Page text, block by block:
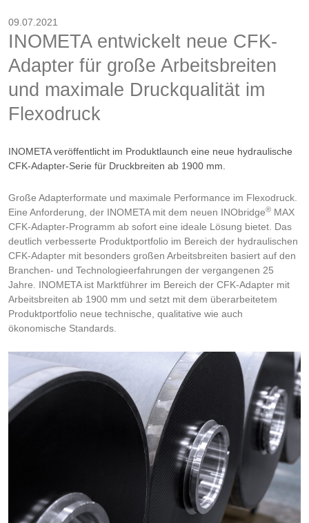
09.07.2021
INOMETA entwickelt neue CFK-
Adapter für große Arbeitsbreiten
und maximale Druckqualität im
Flexodruck
INOMETA veröffentlicht im Produktlaunch eine neue hydraulische
CFK-Adapter-Serie für Druckbreiten ab 1900 mm.
Große Adapterformate und maximale Performance im Flexodruck.
Eine Anforderung, der INOMETA mit dem neuen INObridge® MAX
CFK-Adapter-Programm ab sofort eine ideale Lösung bietet. Das
deutlich verbesserte Produktportfolio im Bereich der hydraulischen
CFK-Adapter mit besonders großen Arbeitsbreiten basiert auf den
Branchen- und Technologieerfahrungen der vergangenen 25
Jahre. INOMETA ist Marktführer im Bereich der CFK-Adapter mit
Arbeitsbreiten ab 1900 mm und setzt mit dem überarbeitetem
Produktportfolio neue technische, qualitative wie auch
ökonomische Standards.